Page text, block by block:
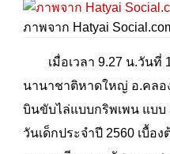
ภาพจาก Hatyai
เมื่อเวลา 9.27 น.วัน
นานาชาติหาดใหญ่ อ.คลอ
บินขับไล่แบบกริพเพน แบ
วันเด็กประจำปี 2560 เบื้อ